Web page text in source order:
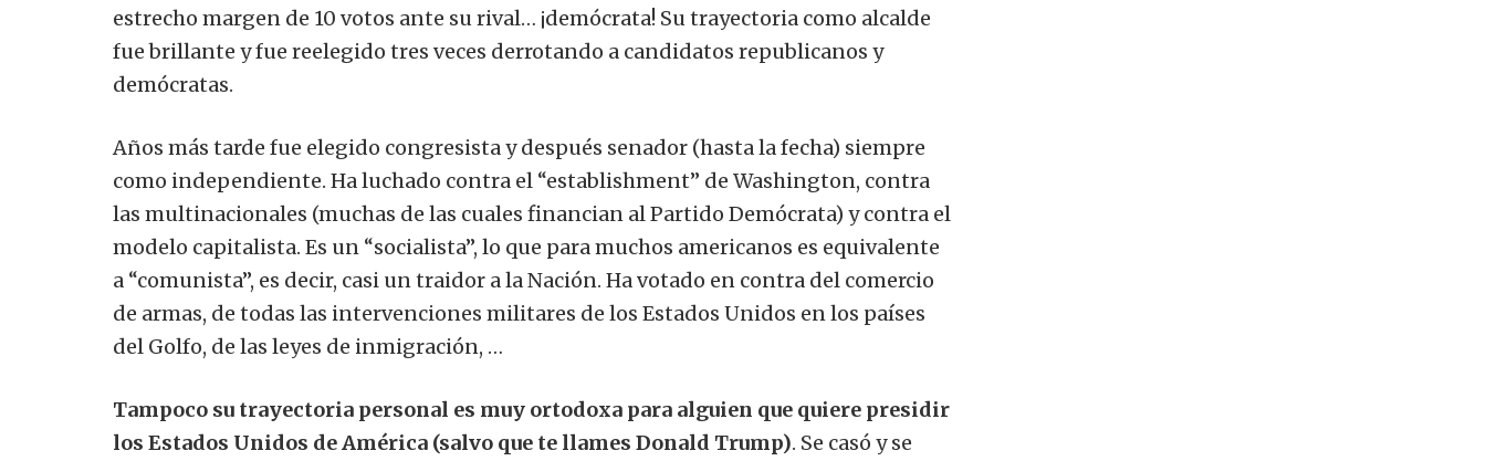
estrecho margen de 10 votos ante su rival… ¡demócrata! Su trayectoria como alcalde
fue brillante y fue reelegido tres veces derrotando a candidatos republicanos y
demócratas.
Años más tarde fue elegido congresista y después senador (hasta la fecha) siempre
como independiente. Ha luchado contra el “establishment” de Washington, contra
las multinacionales (muchas de las cuales financian al Partido Demócrata) y contra el
modelo capitalista. Es un “socialista”, lo que para muchos americanos es equivalente
a “comunista”, es decir, casi un traidor a la Nación. Ha votado en contra del comercio
de armas, de todas las intervenciones militares de los Estados Unidos en los países
del Golfo, de las leyes de inmigración, …
Tampoco su trayectoria personal es muy ortodoxa para alguien que quiere presidir
los Estados Unidos de América (salvo que te llames Donald Trump). Se casó y se